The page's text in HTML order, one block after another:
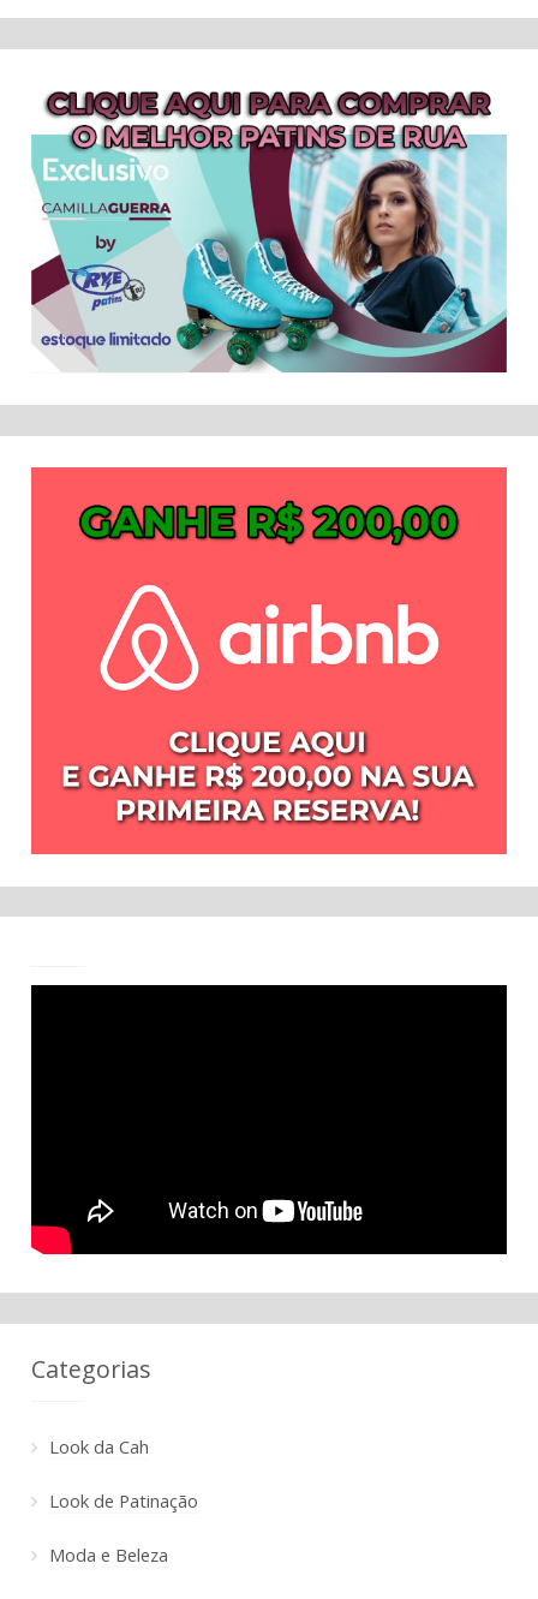
Categorias
Look da Cah
Look de Patinação
Moda e Beleza